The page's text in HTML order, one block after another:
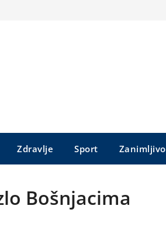
Zdravlje Sport Zanimljivo
Bošnjacima